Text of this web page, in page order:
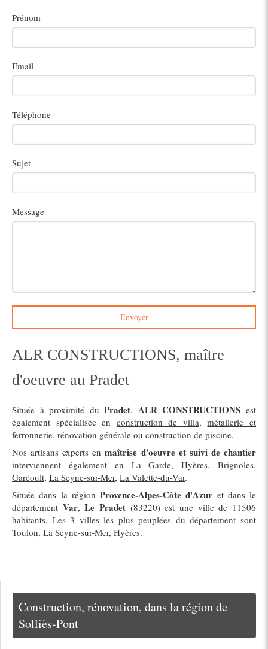
Prénom
Email
Téléphone
Sujet
Message
Envoyer
ALR CONSTRUCTIONS, maître
d'oeuvre au Pradet
Située à proximité duPradet, ALR CONSTRUCTIONS est
également spécialisée en construction de villa,métallerie et
ferronnerie, rénovation générale ou construction de piscine.
Nos artisans experts enmaîtrise d'oeuvre et suivi de chantier
interviennent également en La Garde,Hyères,Brignoles,
Garéoult, La Seyne-sur-Mer, La Valette-du-Var.
Située dans la région Provence-Alpes-Côte d'Azur et dans le
département Var,Le Pradet (83220) est une ville de 11506
habitants. Les 3 villes les plus peuplées du département sont
Toulon, La Seyne-sur-Mer, Hyères.
Construction, rénovation, dans la région de
Solliès-Pont